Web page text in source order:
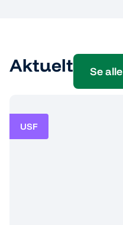
Aktuelt Se alle
USF